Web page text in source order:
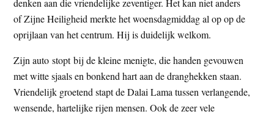
denken aan die vriendelijke zeventiger. Het kan niet anders
of Zijne Heiligheid merkte het woensdagmiddag al op op de
oprijlaan van het centrum. Hij is duidelijk welkom.
Zijn auto stopt bij de kleine menigte, die handen gevouwen
met witte sjaals en bonkend hart aan de dranghekken staan.
Vriendelijk groetend stapt de Dalai Lama tussen verlangende,
wensende, hartelijke rijen mensen. Ook de zeer vele